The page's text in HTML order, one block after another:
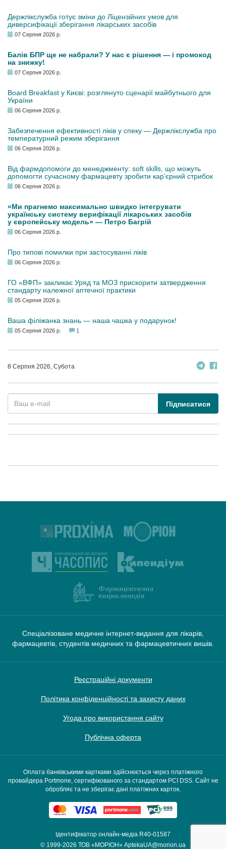
Держлікслужба готує зміни до Ліцензійних умов для
диверсифікації зберігання лікарських засобів
07 Серпня 2026 р.
Балів БПР ще не набрали? У нас є рішення — і промокод
на знижку!
07 Серпня 2026 р.
Board Breakfast у Києві: розглянуто сценарії майбутнього для
України
06 Серпня 2026 р.
Забезпечення ефективності ліків у спеку — Держлікслужба про
температурний режим зберігання
06 Серпня 2026 р.
Від фармдопомоги до менеджменту: soft skills, що можуть
допомогти сучасному фармацевту зробити кар’єрний стрибок
06 Серпня 2026 р.
«Ми прагнемо максимально швидко інтегрувати
українську систему верифікації лікарських засобів
у європейську модель» — Петро Багрій
06 Серпня 2026 р.
Про типові помилки при застосуванні ліків
06 Серпня 2026 р.
ГО «ВФП» закликає Уряд та МОЗ прискорити затвердження
стандарту належної аптечної практики
05 Серпня 2026 р.
Ваша філіжанка знань — наша чашка у подарунок!
05 Серпня 2026 р. 1
8 Серпня 2026, Субота
Підписатися
Спеціалізоване медичне інтернет-видання для лікарів,
фармацевтів, студентів медичних та фармацевтичних вишів.
Реєстраційні документи
Політика конфіденційності та захисту даних
Угода про використання сайту
Публічна оферта
Ідентифікатор онлайн-медіа R40-01587
© 1999-2026 ТОВ «МОРІОН» AptekaUA@morion.ua
Оплата банківськими картками здійснюється через платіжного
провайдера Portmone, сертифікованого за стандартом PCI DSS. Сайт не
обробляє та не зберігає дані платіжних карток.